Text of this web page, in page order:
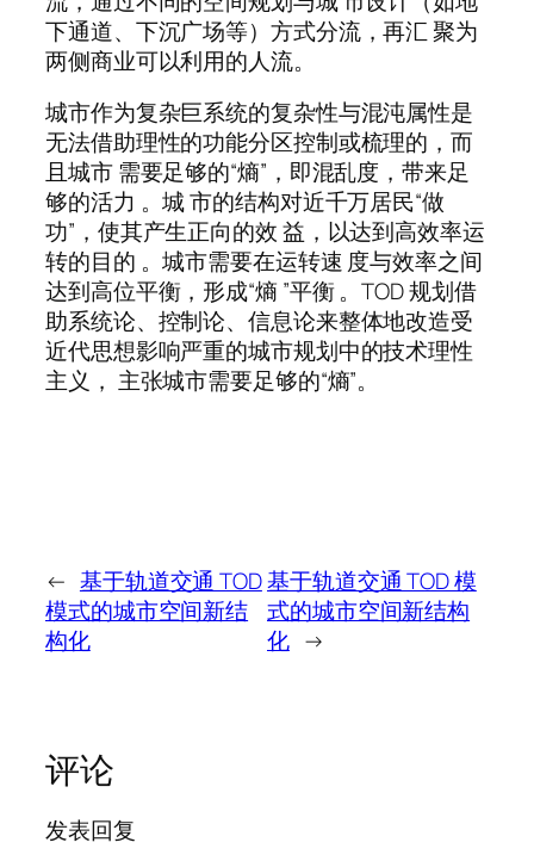
下通道、下沉广场等）方式分流，再汇 聚为
两侧商业可以利用的人流。
城市作为复杂巨系统的复杂性与混沌属性是
无法借助理性的功能分区控制或梳理的，而
且城市 需要足够的“熵”，即混乱度，带来足
够的活力 。城 市的结构对近千万居民“做
功”，使其产生正向的效 益，以达到高效率运
转的目的 。城市需要在运转速 度与效率之间
达到高位平衡，形成“熵 ”平衡 。TOD 规划借
助系统论、控制论、信息论来整体地改造受
近代思想影响严重的城市规划中的技术理性
主义， 主张城市需要足够的“熵”。
← 基于轨道交通 TOD
模式的城市空间新结
构化
基于轨道交通 TOD 模
式的城市空间新结构
化 →
评论
发表回复